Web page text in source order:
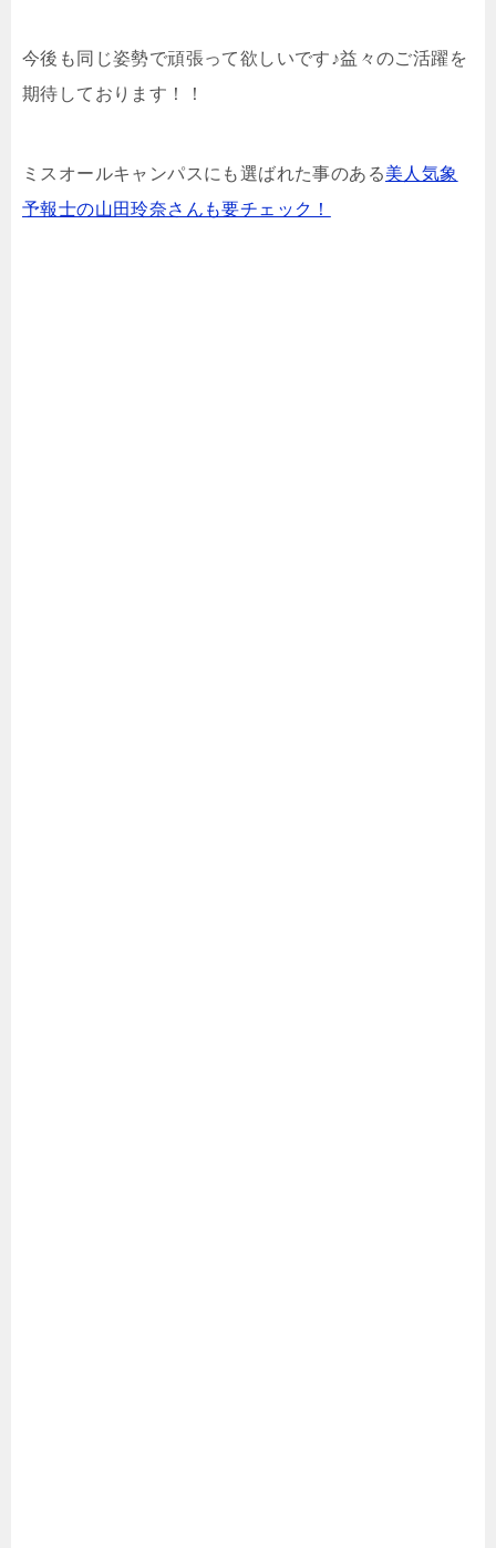
今後も同じ姿勢で頑張って欲しいです♪益々のご活躍を
期待しております！！
ミスオールキャンパスにも選ばれた事のある美人気象
予報士の山田玲奈さんも要チェック！